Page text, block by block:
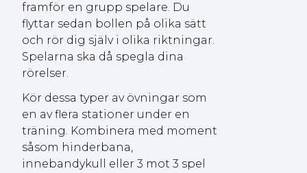
framför en grupp spelare. Du
flyttar sedan bollen på olika sätt
och rör dig själv i olika riktningar.
Spelarna ska då spegla dina
rörelser.
Kör dessa typer av övningar som
en av flera stationer under en
träning. Kombinera med moment
såsom hinderbana,
innebandykull eller 3 mot 3 spel